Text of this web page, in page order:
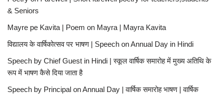
& Seniors
Mayre pe Kavita | Poem on Mayra | Mayra Kavita
विद्यालय के वार्षिकोत्सव पर भाषण | Speech on Annual Day in Hindi
Speech by Chief Guest in Hindi | स्कूल वार्षिक समारोह में मुख्य अतिथि के
रूप में भाषण कैसे दिया जाता है
Speech by Principal on Annual Day | वार्षिक समारोह भाषण | वार्षिक